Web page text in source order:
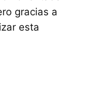
gracias a
esta